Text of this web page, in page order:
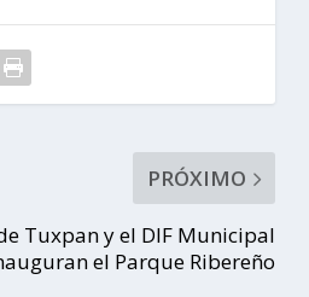
PRÓXIMO
Tuxpan y el DIF Municipal
el Parque Ribereño